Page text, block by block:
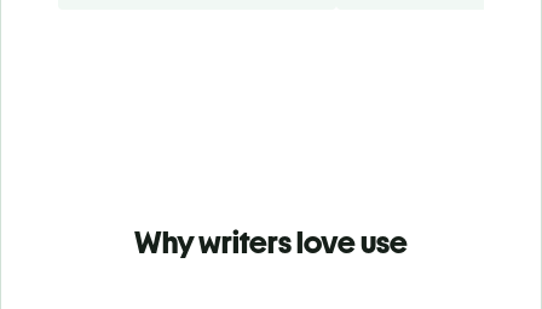
Why writers love use